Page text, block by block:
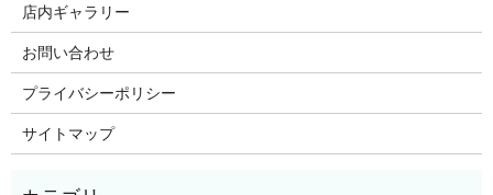
店内ギャラリー
お問い合わせ
プライバシーポリシー
サイトマップ